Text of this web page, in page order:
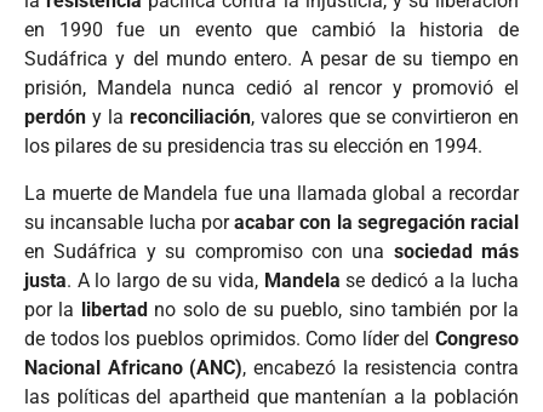
en 1990 fue un evento que cambió la historia de
Sudáfrica y del mundo entero. A pesar de su tiempo en
prisión, Mandela nunca cedió al rencor y promovió el
perdón y la reconciliación, valores que se convirtieron en
los pilares de su presidencia tras su elección en 1994.
La muerte de Mandela fue una llamada global a recordar
su incansable lucha poracabar con la segregación racial
en Sudáfrica y su compromiso con una sociedad más
justa. A lo largo de su vida, Mandela se dedicó a la lucha
por la libertadno solo de su pueblo, sino también por la
de todos los pueblos oprimidos. Como líder del Congreso
Nacional Africano (ANC), encabezó la resistencia contra
las políticas del apartheid que mantenían a la población